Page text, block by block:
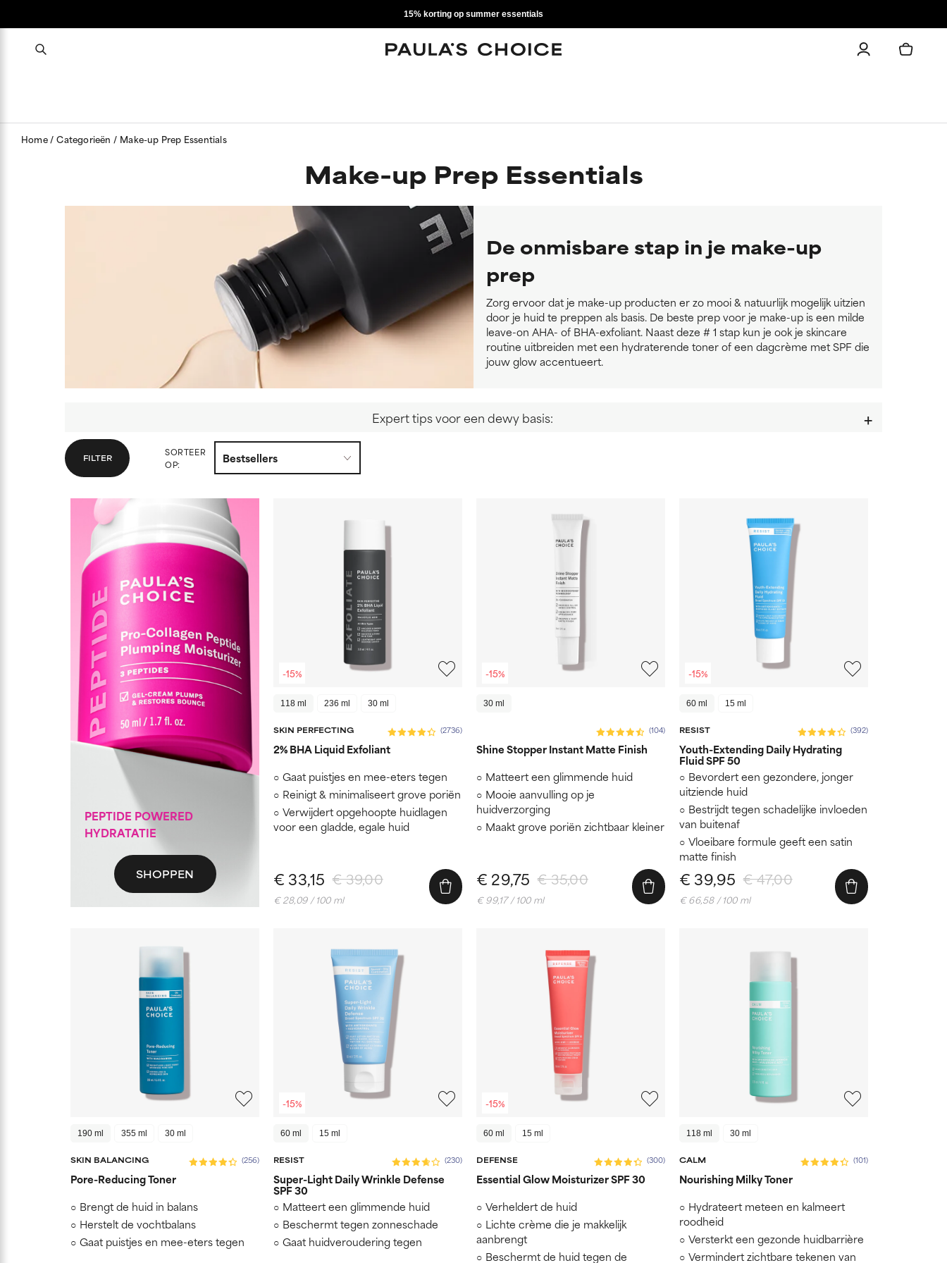
15% korting op summer essentials
Home Categorieën Make-up Prep Essentials
Make-up Prep Essentials
De onmisbare stap in je make-up
prep
Zorg ervoor dat je make-up producten er zo mooi & natuurlijk mogelijk uitzien
door je huid te preppen als basis. De beste prep voor je make-up is een milde
leave-on AHA- of BHA-exfoliant. Naast deze # 1 stap kun je ook je skincare
routine uitbreiden met een hydraterende toner of een dagcrème met SPF die
jouw glow accentueert.
Expert tips voor een dewy basis:
FILTER
SORTEER
OP:
PEPTIDE POWERED
HYDRATATIE
SHOPPEN
-15%
118 ml 236 ml 30 ml
SKIN PERFECTING (2736)
2% BHA Liquid Exfoliant
Gaat puistjes en mee-eters tegen
Reinigt & minimaliseert grove poriën
Verwijdert opgehoopte huidlagen
voor een gladde, egale huid
€ 39,00
€ 33,15
€ 28,09 / 100 ml
-15%
30 ml
(104)
Shine Stopper Instant Matte Finish
Matteert een glimmende huid
Mooie aanvulling op je
huidverzorging
Maakt grove poriën zichtbaar kleiner
€ 35,00
€ 29,75
€ 99,17 / 100 ml
-15%
60 ml 15 ml
RESIST (392)
Youth-Extending Daily Hydrating
Fluid SPF 50
Bevordert een gezondere, jonger
uitziende huid
Bestrijdt tegen schadelijke invloeden
van buitenaf
Vloeibare formule geeft een satin
matte finish
€ 47,00
€ 39,95
€ 66,58 / 100 ml
190 ml 355 ml 30 ml
SKIN BALANCING (256)
Pore-Reducing Toner
Brengt de huid in balans
Herstelt de vochtbalans
Gaat puistjes en mee-eters tegen
-15%
60 ml 15 ml
RESIST (230)
Super-Light Daily Wrinkle Defense
SPF 30
Matteert een glimmende huid
Beschermt tegen zonneschade
Gaat huidveroudering tegen
-15%
60 ml 15 ml
DEFENSE (300)
Essential Glow Moisturizer SPF 30
Verheldert de huid
Lichte crème die je makkelijk
aanbrengt
Beschermt de huid tegen de
118 ml 30 ml
CALM (101)
Nourishing Milky Toner
Hydrateert meteen en kalmeert
roodheid
Versterkt een gezonde huidbarrière
Vermindert zichtbare tekenen van